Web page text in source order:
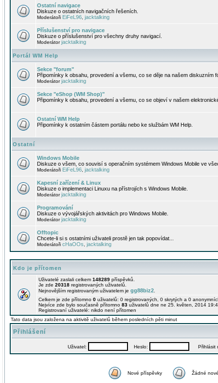
Ostatní navigace
Diskuze o ostatních navigačních řešeních.
Moderátoři EiFeL96 jacktalking
Příslušenství pro navigace
Diskuze o příslušenství pro všechny druhy navigací.
Moderátorjacktalking
Portál WM Help
Sekce "forum"
Připomínky k obsahu, provedení a všemu, co se děje na našem diskuzním
Moderátorjacktalking
Sekce "eShop (WM Shop)"
Připomínky k obsahu, provedení a všemu, co se objeví v našem
Ostatní WM Help
Připomínky k ostatním částem portálu nebo ke službám WM Help.
Ostatní
Windows Mobile
Diskuze o všem, co souvisí s operačním systémem Windows Mobile ve
Moderátoři EiFeL96 jacktalking
Kapesní zařízení & Linux
Diskuze o implementaci Linuxu na přístrojích s Windows Mobile.
Moderátorjacktalking
Programování
Diskuze o vývojářských aktivitách pro Windows Mobile.
Moderátorjacktalking
Offtopic
Chcete-li si s ostatními uživateli prostě jen tak popovídat...
Moderátoři cHaOOs jacktalking
Kdo je přítomen
Uživatelé zaslali celkem 148289 příspěvků.
Je zde 20318 registrovaných uživatelů.
Nejnovějším registrovaným uživatelem je gg88biz2
Celkem je zde přítomno 0 uživatelů: 0 registrovaných, 0 skrytých a 0
Nejvíce zde bylo současně přítomno 83 uživatelů dne ne 25. květen, 2014
Registrovaní uživatelé: nikdo není přítomen
Tato data jsou založena na aktivitě uživatelů během posledních pěti minut
Přihlášení
Uživatel: Heslo: Přihlásit
Nové příspěvky Žádné